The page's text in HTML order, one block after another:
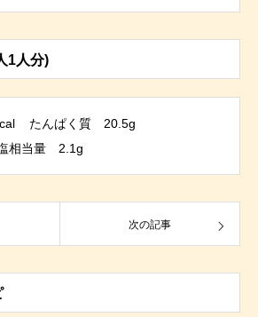
1人分)
たんぱく質 20.5g
相当量 2.1g
次の記事